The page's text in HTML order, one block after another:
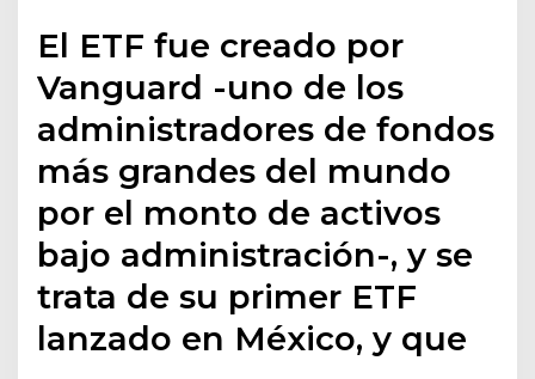
El ETF fue creado por
Vanguard -uno de los
administradores de fondos
más grandes del mundo
por el monto de activos
bajo administración-, y se
trata de su primer ETF
lanzado en México, y que